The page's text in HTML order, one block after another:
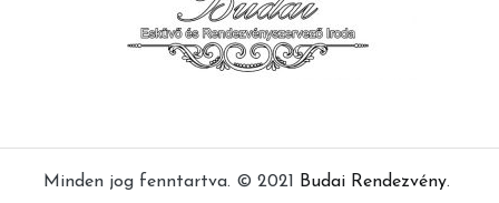
Minden jog fenntartva. © 2021 Budai Rendezvény.